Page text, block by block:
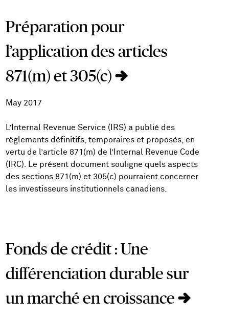
Préparation pour
l’application des articles
871(m) et 305(c)
May 2017
L’Internal Revenue Service (IRS) a publié des
règlements définitifs, temporaires et proposés, en
vertu de l’article 871(m) de l’Internal Revenue Code
(IRC). Le présent document souligne quels aspects
des sections 871(m) et 305(c) pourraient concerner
les investisseurs institutionnels canadiens.
Fonds de crédit : Une
différenciation durable sur
un marché en croissance